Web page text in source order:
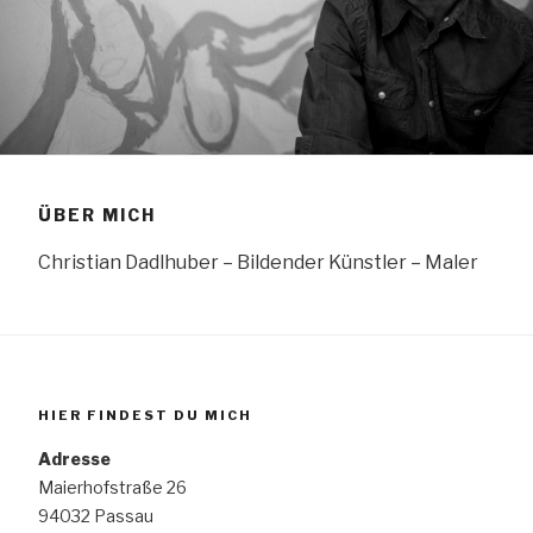
ÜBER MICH
Christian Dadlhuber – Bildender Künstler – Maler
HIER FINDEST DU MICH
Adresse
Maierhofstraße 26
94032 Passau